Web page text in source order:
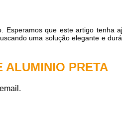
Esperamos que este artigo tenha
uma solução elegante e
ALUMINIO PRETA